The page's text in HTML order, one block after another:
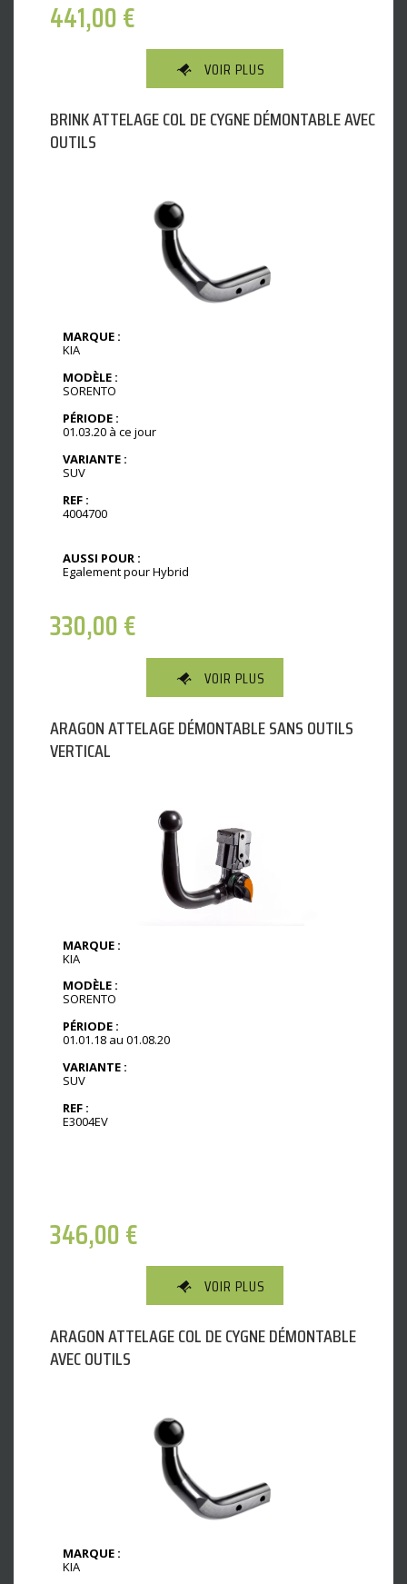
441,00€
VOIR PLUS
BRINK ATTELAGE COL DE CYGNE DÉMONTABLE AVEC
OUTILS
MARQUE :
KIA
MODÈLE :
SORENTO
PÉRIODE :
01.03.20 à ce jour
VARIANTE :
SUV
REF :
4004700
AUSSI POUR :
Egalement pour Hybrid
330,00€
VOIR PLUS
ARAGON ATTELAGE DÉMONTABLE SANS OUTILS
VERTICAL
MARQUE :
KIA
MODÈLE :
SORENTO
PÉRIODE :
01.01.18 au 01.08.20
VARIANTE :
SUV
REF :
E3004EV
346,00€
VOIR PLUS
ARAGON ATTELAGE COL DE CYGNE DÉMONTABLE
AVEC OUTILS
MARQUE :
KIA